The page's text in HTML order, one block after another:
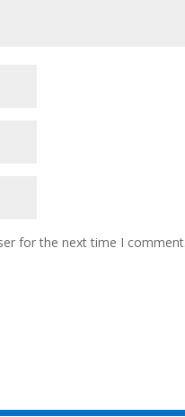
for the next time I comment.